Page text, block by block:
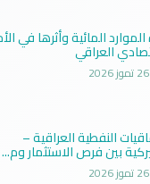
الموارد المائية وأثرها في
العراقي
النفطية العراقية –
بين فرص الاستثمار وم...